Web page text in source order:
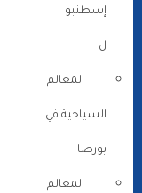
إسطنبو
ل
المعالم
السياحية في
بورصا
المعالم